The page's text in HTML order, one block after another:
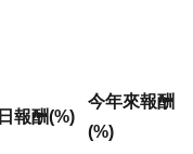
日報酬(%)
今年來報酬
(%)